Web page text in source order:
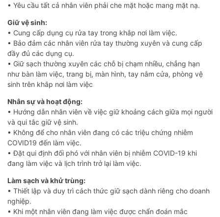
• Yêu cầu tất cả nhân viên phải che mặt hoặc mang mặt nạ.
Giữ vệ sinh:
• Cung cấp dụng cụ rửa tay trong khắp nơi làm việc.
• Bảo đảm các nhân viên rửa tay thường xuyên và cung cấp
đầy đủ các dụng cụ.
• Giữ sạch thường xuyên các chỗ bị chạm nhiều, chẳng hạn
như bàn làm việc, trang bị, màn hình, tay nắm cửa, phòng vệ
sinh trên khắp nơi làm việc
Nhân sự và hoạt động:
• Hướng dẫn nhân viên về việc giữ khoảng cách giữa mọi người
và qui tắc giữ vệ sinh.
• Không để cho nhân viên đang có các triệu chứng nhiễm
COVID19 đến làm việc.
• Đặt qui định đối phó với nhân viên bị nhiễm COVID-19 khi
đang làm việc và lịch trình trở lại làm việc.
Làm sạch và khử trùng:
• Thiết lập và duy trì cách thức giữ sạch dành riêng cho doanh
nghiệp.
• Khi một nhân viên đang làm việc được chẩn đoán mắc